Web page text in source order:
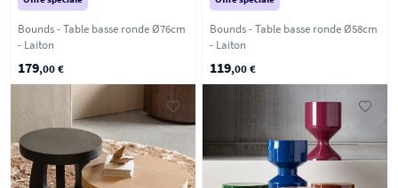
Bounds - Table basse ronde Ø76cm
- Laiton
179,00 €
Bounds - Table basse ronde Ø58cm
- Laiton
119,00 €